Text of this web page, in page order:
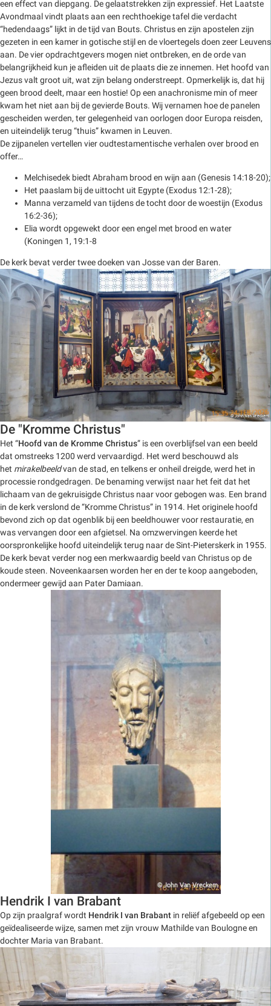
een effect van diepgang. De gelaatstrekken zijn expressief. Het Laatste
Avondmaal vindt plaats aan een rechthoekige tafel die verdacht
“hedendaags” lijkt in de tijd van Bouts. Christus en zijn apostelen zijn
gezeten in een kamer in gotische stijl en de vloertegels doen zeer Leuvens
aan. De vier opdrachtgevers mogen niet ontbreken, en de orde van
belangrijkheid kun je afleiden uit de plaats die ze innemen. Het hoofd van
Jezus valt groot uit, wat zijn belang onderstreept. Opmerkelijk is, dat hij
geen brood deelt, maar een hostie! Op een anachronisme min of meer
kwam het niet aan bij de gevierde Bouts. Wij vernamen hoe de panelen
gescheiden werden, ter gelegenheid van oorlogen door Europa reisden,
en uiteindelijk terug “thuis” kwamen in Leuven.
De zijpanelen vertellen vier oudtestamentische verhalen over brood en
offer…
Melchisedek biedt Abraham brood en wijn aan (Genesis 14:18-20);
Het paaslam bij de uittocht uit Egypte (Exodus 12:1-28);
Manna verzameld van tijdens de tocht door de woestijn (Exodus
16:2-36);
Elia wordt opgewekt door een engel met brood en water
(Koningen 1, 19:1-8
De kerk bevat verder twee doeken van Josse van der Baren.
De "Kromme Christus"
Het “Hoofd van de Kromme Christus” is een overblijfsel van een beeld
dat omstreeks 1200 werd vervaardigd. Het werd beschouwd als
het mirakelbeeldvan de stad, en telkens er onheil dreigde, werd het in
processie rondgedragen. De benaming verwijst naar het feit dat het
lichaam van de gekruisigde Christus naar voor gebogen was. Een brand
in de kerk verslond de “Kromme Christus” in 1914. Het originele hoofd
bevond zich op dat ogenblik bij een beeldhouwer voor restauratie, en
was vervangen door een afgietsel. Na omzwervingen keerde het
oorspronkelijke hoofd uiteindelijk terug naar de Sint-Pieterskerk in 1955.
De kerk bevat verder nog een merkwaardig beeld van Christus op de
koude steen. Noveenkaarsen worden her en der te koop aangeboden,
ondermeer gewijd aan Pater Damiaan.
Hendrik I van Brabant
Op zijn praalgraf wordt Hendrik I van Brabant in reliëf afgebeeld op een
geïdealiseerde wijze, samen met zijn vrouw Mathilde van Boulogne en
dochter Maria van Brabant.